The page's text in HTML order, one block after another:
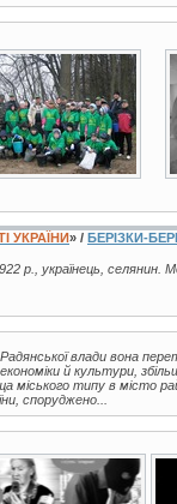
фото
УКРАЇНИ» / БЕРІЗКИ-
р., українець, селянин.
влади вона
й культури,
типу в місто
споруджено...